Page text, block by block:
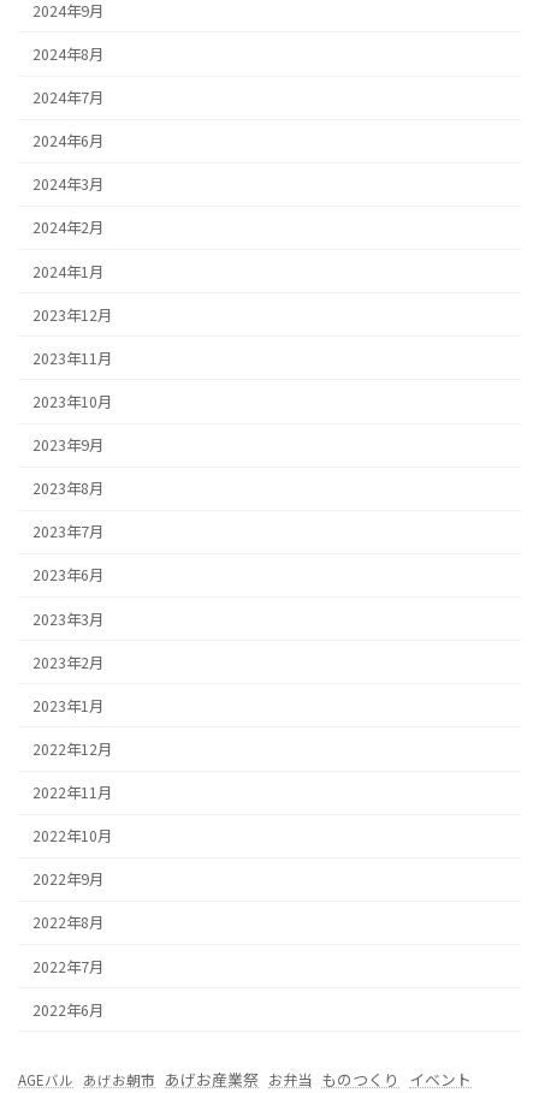
2024年9月
2024年8月
2024年7月
2024年6月
2024年3月
2024年2月
2024年1月
2023年12月
2023年11月
2023年10月
2023年9月
2023年8月
2023年7月
2023年6月
2023年3月
2023年2月
2023年1月
2022年12月
2022年11月
2022年10月
2022年9月
2022年8月
2022年7月
2022年6月
AGEバル あげお朝市 あげお産業祭 お弁当 ものつくり イベント